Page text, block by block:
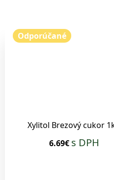
Xylitol Brezový cukor
6.69€ s DPH
Odporúčané